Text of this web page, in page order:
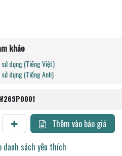
khảo
sử dụng (Tiếng Việt)
dụng (Tiếng Anh)
Thêm vào báo giá
danh sách yêu thích